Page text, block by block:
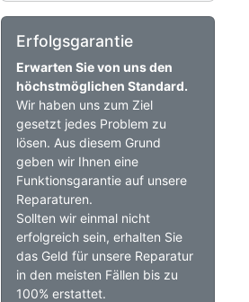
Erfolgsgarantie
Erwarten Sie von uns den
höchstmöglichen Standard.
Wir haben uns zum Ziel
gesetzt jedes Problem zu
lösen. Aus diesem Grund
geben wir Ihnen eine
Funktionsgarantie auf unsere
Reparaturen.
Sollten wir einmal nicht
erfolgreich sein, erhalten Sie
das Geld für unsere Reparatur
in den meisten Fällen bis zu
100% erstattet.